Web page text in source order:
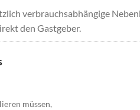
verbrauchsabhängige
den Gastgeber.
müssen,